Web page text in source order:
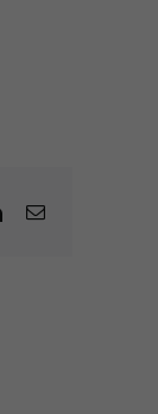
LinkedIn
E-